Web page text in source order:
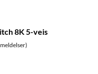
8K 5-veis